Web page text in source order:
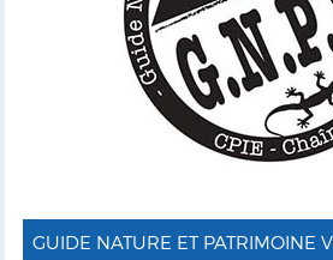
GUIDE NATURE ET PATRIMOINE